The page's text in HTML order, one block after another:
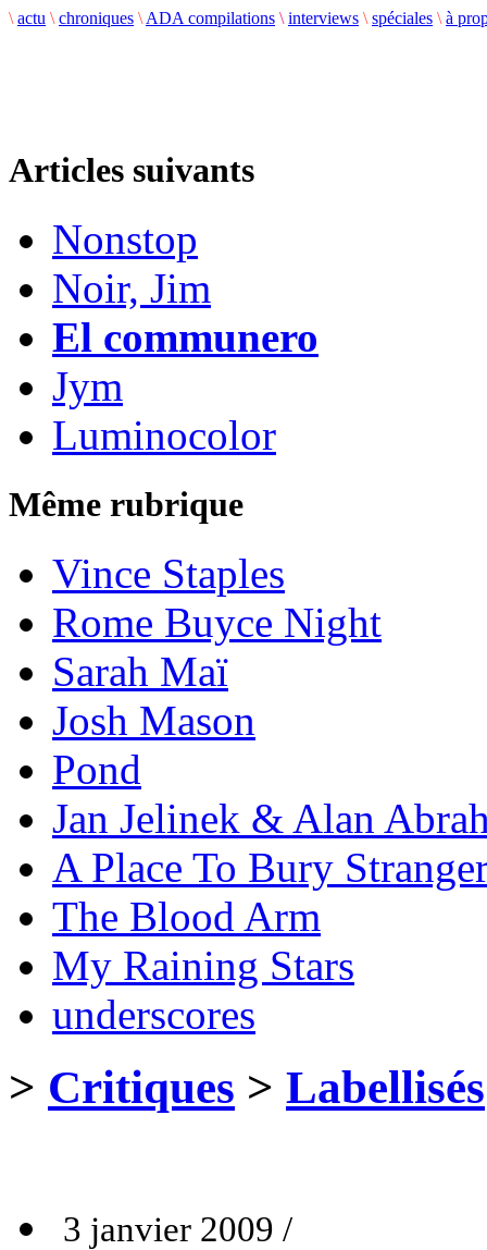
\ actu \ chroniques \ ADA compilations \ interviews \ spéciales \ à
Articles suivants
Nonstop
Noir, Jim
El communero
Jym
Luminocolor
Même rubrique
Vince Staples
Rome Buyce Night
Sarah Maï
Josh Mason
Pond
Jan Jelinek & Alan
A Place To Bury
The Blood Arm
My Raining Stars
underscores
> Critiques > Labellisés
3 janvier 2009 /